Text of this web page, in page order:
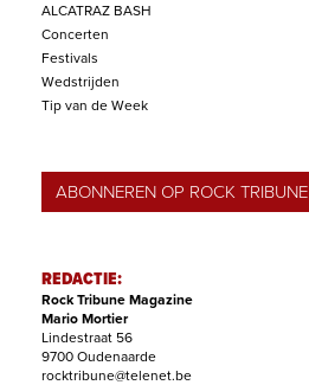
ALCATRAZ BASH
Concerten
Festivals
Wedstrijden
Tip van de Week
ABONNEREN OP ROCK TRIBUNE
REDACTIE:
Rock Tribune Magazine
Mario Mortier
Lindestraat 56
9700 Oudenaarde
rocktribune@telenet.be